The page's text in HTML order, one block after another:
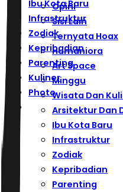
Ibu Kota Baru
Infrastruktur
Zodiak
Kepribadian
Parenting
Kuliner
Photo
Opini
Sisi Lain
Ternyata Hoax
Humaniora
Art Space
Minggu
Wisata Dan
Arsitektur Dan
Ibu Kota Baru
Infrastruktur
Zodiak
Kepribadian
Parenting